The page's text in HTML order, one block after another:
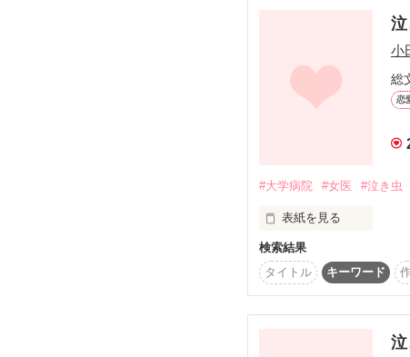
守ってくれてありがと
（暗殺したら、お礼を
王太子はあまりに頼り
しまっちゃいたいくら
愛され過ぎる身代わり
あの雨の日、あたし達
貴方と別れてもあたし
ごめんね
好きだからこそ、大好
小
総
恋
#大学病院 #女医 #泣き虫
表紙を見る
誰にだって
検索結果
タイトル
キーワード